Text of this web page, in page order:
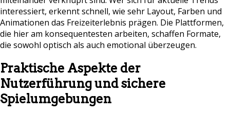
interessiert, erkennt schnell, wie sehr Layout, Farben und
Animationen das Freizeiterlebnis prägen. Die Plattformen,
die hier am konsequentesten arbeiten, schaffen Formate,
die sowohl optisch als auch emotional überzeugen.
Praktische Aspekte der
Nutzerführung und sichere
Spielumgebungen